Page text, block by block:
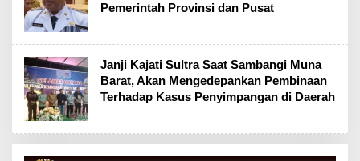
Pemerintah Provinsi dan Pusat
Janji Kajati Sultra Saat Sambangi Muna
Barat, Akan Mengedepankan Pembinaan
Terhadap Kasus Penyimpangan di Daerah